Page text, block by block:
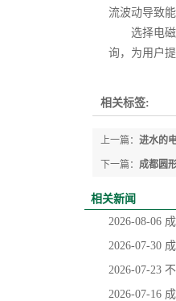
流波动导致
选择电磁吸
询，为用户
相关标签:
上一篇： 进水的
下一篇： 成都圆
相关新闻
2026-08-06
2026-07-30
2026-07-23
2026-07-16